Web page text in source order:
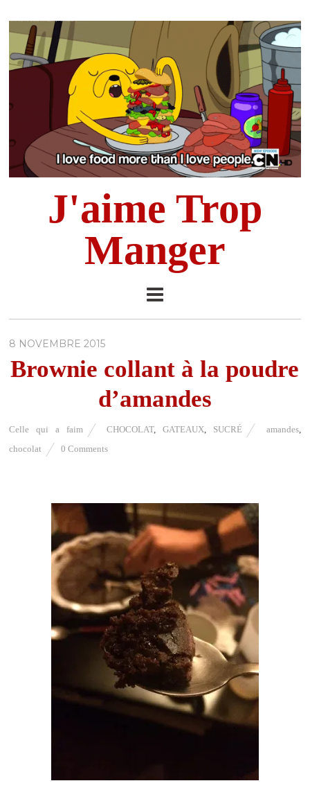
J'aime Trop
Manger
8 NOVEMBRE 2015
Brownie collant à la poudre
d’amandes
Celle qui a faim CHOCOLAT,GATEAUX SUCRÉ amandes,
chocolat
0 Comments